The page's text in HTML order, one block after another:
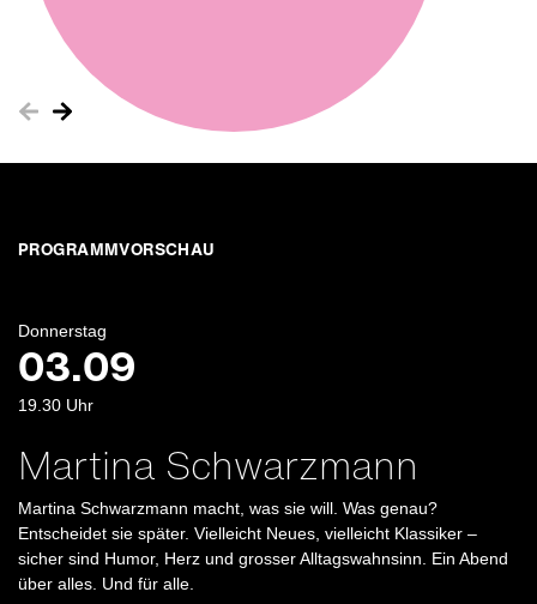
PROGRAMMVORSCHAU
Donnerstag
03.09
19.30 Uhr
Martina Schwarzmann
Martina Schwarzmann macht, was sie will. Was genau?
Entscheidet sie später. Vielleicht Neues, vielleicht Klassiker –
sicher sind Humor, Herz und grosser Alltagswahnsinn. Ein Abend
über alles. Und für alle.